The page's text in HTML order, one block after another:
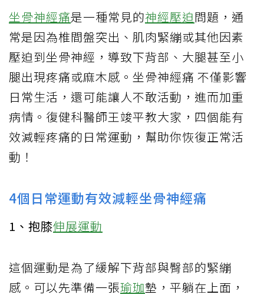
坐骨神經痛是一種常見的神經壓迫問題，通
常是因為椎間盤突出、肌肉緊繃或其他因素
壓迫到坐骨神經，導致下背部、大腿甚至小
腿出現疼痛或麻木感。坐骨神經痛 不僅影響
日常生活，還可能讓人不敢活動，進而加重
病情。復健科醫師王竣平教大家，四個能有
效減輕疼痛的日常運動，幫助你恢復正常活
動！
​4個日常運動有效減輕坐骨神經痛
1、抱膝伸展運動
這個運動是為了緩解下背部與臀部的緊繃
感。可以先準備一張瑜珈墊，平躺在上面，